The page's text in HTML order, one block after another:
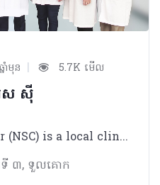
ាំមុន | 5.7K មើល
ស ស៊ី
Nursing Service Center (NSC) is a local clinic that provides various kinds of treatment.Doctors and staffs at NSC are highly trained and qualified for the service.
ក់ទី ៣, ទួលគោក